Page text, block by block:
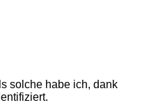
solche habe ich, dank